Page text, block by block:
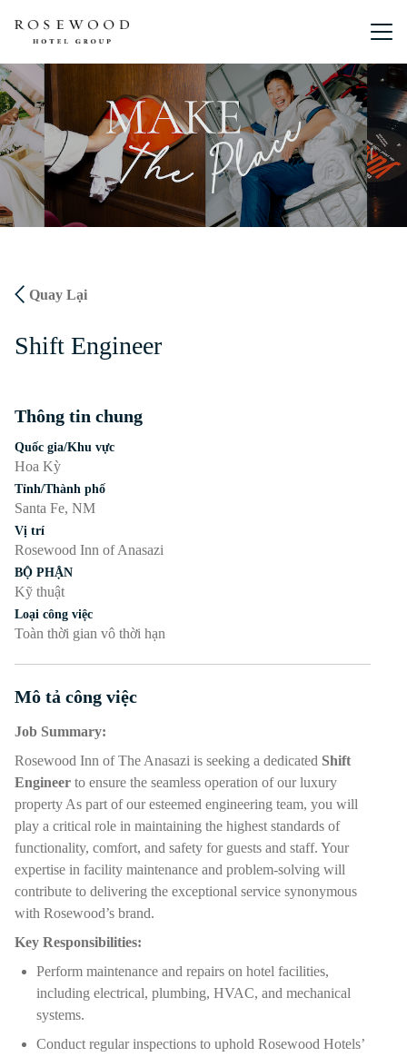
Menu
Quay Lại
Shift Engineer
Thông tin chung
Nhấn phím cách hoặc enter để bật/tắt chế độ hiển thị của phần
Quốc gia/Khu vực
Hoa Kỳ
Tỉnh/Thành phố
Santa Fe, NM
Vị trí
Rosewood Inn of Anasazi
BỘ PHẬN
Kỹ thuật
Loại công việc
Toàn thời gian vô thời hạn
Mô tả công việc
Nhấn phím cách hoặc enter để bật/tắt chế độ hiển thị của phần
Job Summary:
Rosewood Inn of The Anasazi is seeking a dedicated Shift
Engineer to ensure the seamless operation of our luxury
property As part of our esteemed engineering team, you will
play a critical role in maintaining the highest standards of
functionality, comfort, and safety for guests and staff. Your
expertise in facility maintenance and problem-solving will
contribute to delivering the exceptional service synonymous
with Rosewood’s brand.
Key Responsibilities:
Perform maintenance and repairs on hotel facilities,
including electrical, plumbing, HVAC, and mechanical
systems.
Conduct regular inspections to uphold Rosewood Hotels’